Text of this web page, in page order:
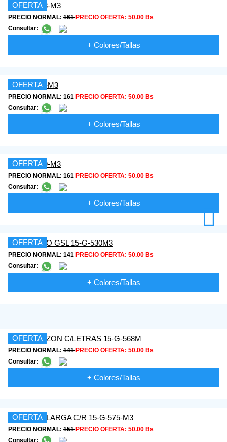
OFERTA
PRECIO NORMAL: 161PRECIO OFERTA: 50.00 Bs
Consultar:
+ Colores/Tallas
OFERTA
PRECIO NORMAL: 161PRECIO OFERTA: 50.00 Bs
Consultar:
+ Colores/Tallas
OFERTA
PRECIO NORMAL: 161PRECIO OFERTA: 50.00 Bs
Consultar:
+ Colores/Tallas
OFERTA
PRECIO NORMAL: 141PRECIO OFERTA: 50.00 Bs
Consultar:
+ Colores/Tallas
OFERTA
PRECIO NORMAL: 141PRECIO OFERTA: 50.00 Bs
Consultar:
+ Colores/Tallas
OFERTA
PRECIO NORMAL: 151PRECIO OFERTA: 50.00 Bs
Consultar: